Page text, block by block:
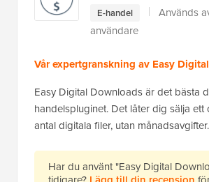
E-handel
Används
användare
Vår expertgranskning av Easy
Easy Digital Downloads är det bästa
handelspluginet. Det låter dig sälja ett
antal digitala filer, utan månadsavgifter.
Har du använt "Easy Digital